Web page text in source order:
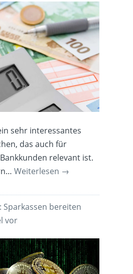
sehr interessantes
das auch für
relevant ist.
Weiterlesen →
Sparkassen bereiten
vor